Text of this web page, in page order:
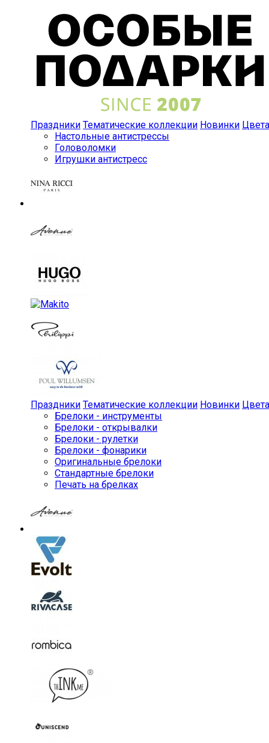
Праздники Тематические коллекции Новинки Цвета
Настольные антистрессы
Головоломки
Игрушки антистресс
Праздники Тематические коллекции Новинки Цвета
Брелоки - инструменты
Брелоки - открывалки
Брелоки - рулетки
Брелоки - фонарики
Оригинальные брелоки
Стандартные брелоки
Печать на брелках